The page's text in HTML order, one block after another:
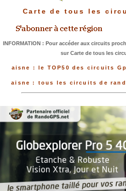
Carte de tous les
INFORMATION : Pour accéder aux circuits
sur Carte de tous les
aisne : le TOP50 des circuits
aisne : tous les circuits de